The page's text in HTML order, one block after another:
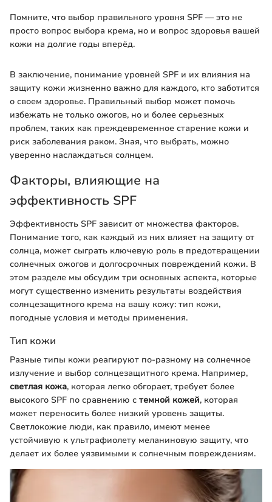
Помните, что выбор правильного уровня SPF — это не
просто вопрос выбора крема, но и вопрос здоровья вашей
кожи на долгие годы вперёд.
В заключение, понимание уровней SPF и их влияния на
защиту кожи жизненно важно для каждого, кто заботится
о своем здоровье. Правильный выбор может помочь
избежать не только ожогов, но и более серьезных
проблем, таких как преждевременное старение кожи и
риск заболевания раком. Зная, что выбрать, можно
уверенно наслаждаться солнцем.
Факторы, влияющие на
эффективность SPF
Эффективность SPF зависит от множества факторов.
Понимание того, как каждый из них влияет на защиту от
солнца, может сыграть ключевую роль в предотвращении
солнечных ожогов и долгосрочных повреждений кожи. В
этом разделе мы обсудим три основных аспекта, которые
могут существенно изменить результаты воздействия
солнцезащитного крема на вашу кожу: тип кожи,
погодные условия и методы применения.
Тип кожи
Разные типы кожи реагируют по-разному на солнечное
излучение и выбор солнцезащитного крема. Например,
светлая кожа, которая легко обгорает, требует более
высокого SPF по сравнению с темной кожей, которая
может переносить более низкий уровень защиты.
Светлокожие люди, как правило, имеют менее
устойчивую к ультрафиолету меланиновую защиту, что
делает их более уязвимыми к солнечным повреждениям.